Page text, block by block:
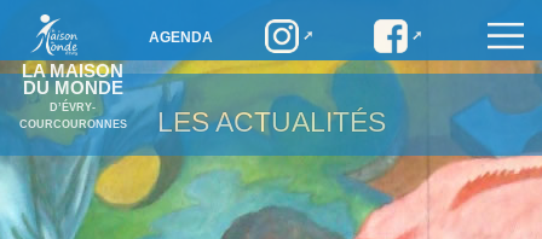
LA MAISON
DU MONDE
D’ÉVRY-
COURCOURONNES
AGENDA
LES ACTUALITÉS